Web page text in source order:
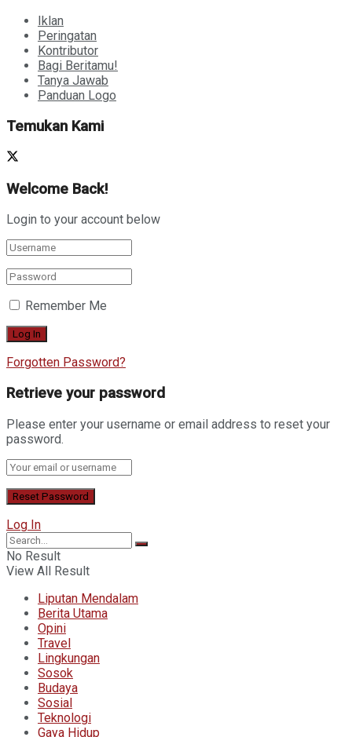
Iklan
Peringatan
Kontributor
Bagi Beritamu!
Tanya Jawab
Panduan Logo
Temukan Kami
Welcome Back!
Login to your account below
Remember Me
Forgotten Password?
Retrieve your password
Please enter your username or email address to reset your
password.
Log In
No Result
View All Result
Liputan Mendalam
Berita Utama
Opini
Travel
Lingkungan
Sosok
Budaya
Sosial
Teknologi
Gaya Hidup